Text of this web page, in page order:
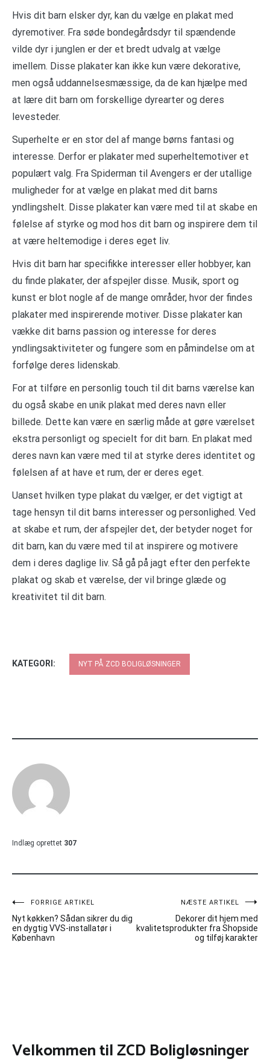
Hvis dit barn elsker dyr, kan du vælge en plakat med
dyremotiver. Fra søde bondegårdsdyr til spændende
vilde dyr i junglen er der et bredt udvalg at vælge
imellem. Disse plakater kan ikke kun være dekorative,
men også uddannelsesmæssige, da de kan hjælpe med
at lære dit barn om forskellige dyrearter og deres
levesteder.
Superhelte er en stor del af mange børns fantasi og
interesse. Derfor er plakater med superheltemotiver et
populært valg. Fra Spiderman til Avengers er der utallige
muligheder for at vælge en plakat med dit barns
yndlingshelt. Disse plakater kan være med til at skabe en
følelse af styrke og mod hos dit barn og inspirere dem til
at være heltemodige i deres eget liv.
Hvis dit barn har specifikke interesser eller hobbyer, kan
du finde plakater, der afspejler disse. Musik, sport og
kunst er blot nogle af de mange områder, hvor der findes
plakater med inspirerende motiver. Disse plakater kan
vække dit barns passion og interesse for deres
yndlingsaktiviteter og fungere som en påmindelse om at
forfølge deres lidenskab.
For at tilføre en personlig touch til dit barns værelse kan
du også skabe en unik plakat med deres navn eller
billede. Dette kan være en særlig måde at gøre værelset
ekstra personligt og specielt for dit barn. En plakat med
deres navn kan være med til at styrke deres identitet og
følelsen af at have et rum, der er deres eget.
Uanset hvilken type plakat du vælger, er det vigtigt at
tage hensyn til dit barns interesser og personlighed. Ved
at skabe et rum, der afspejler det, der betyder noget for
dit barn, kan du være med til at inspirere og motivere
dem i deres daglige liv. Så gå på jagt efter den perfekte
plakat og skab et værelse, der vil bringe glæde og
kreativitet til dit barn.
KATEGORI: NYT PÅ ZCD BOLIGLØSNINGER
Indlæg oprettet 307
Indlægsnavigation
FORRIGE ARTIKEL
Nyt køkken? Sådan sikrer du dig
en dygtig VVS-installatør i
København
NÆSTE ARTIKEL
Dekorer dit hjem med
kvalitetsprodukter fra Shopside
og tilføj karakter
Velkommen til ZCD Boligløsninger